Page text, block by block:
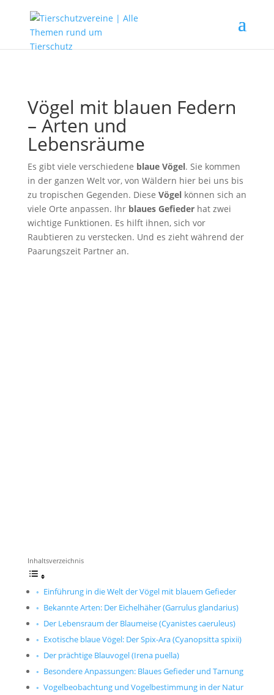
Vögel mit blauen Federn
– Arten und
Lebensräume
Es gibt viele verschiedene blaue Vögel. Sie kommen
in der ganzen Welt vor, von Wäldern hier bei uns bis
zu tropischen Gegenden. Diese Vögelkönnen sich an
viele Orte anpassen. Ihr blaues Gefiederhat zwei
wichtige Funktionen. Es hilft ihnen, sich vor
Raubtieren zu verstecken. Und es zieht während der
Paarungszeit Partner an.
Inhaltsverzeichnis
Einführung in die Welt der Vögel mit blauem Gefieder
Bekannte Arten: Der Eichelhäher (Garrulus glandarius)
Der Lebensraum der Blaumeise (Cyanistes caeruleus)
Exotische blaue Vögel: Der Spix-Ara (Cyanopsitta spixii)
Der prächtige Blauvogel (Irena puella)
Besondere Anpassungen: Blaues Gefieder und Tarnung
Vogelbeobachtung und Vogelbestimmung in der Natur